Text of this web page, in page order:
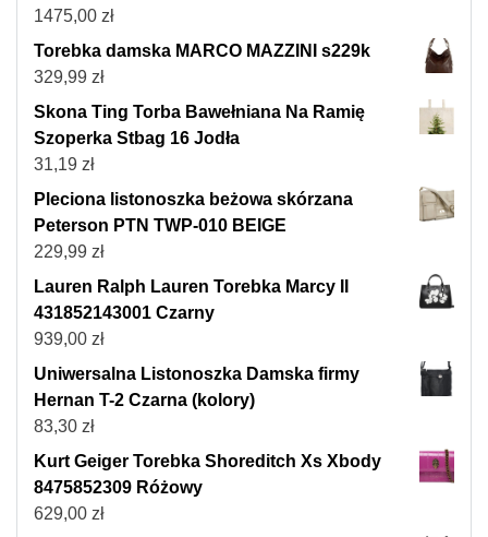
1475,00 zł
Torebka damska MARCO MAZZINI s229k
329,99 zł
Skona Ting Torba Bawełniana Na Ramię
Szoperka Stbag 16 Jodła
31,19 zł
Pleciona listonoszka beżowa skórzana
Peterson PTN TWP-010 BEIGE
229,99 zł
Lauren Ralph Lauren Torebka Marcy II
431852143001 Czarny
939,00 zł
Uniwersalna Listonoszka Damska firmy
Hernan T-2 Czarna (kolory)
83,30 zł
Kurt Geiger Torebka Shoreditch Xs Xbody
8475852309 Różowy
629,00 zł